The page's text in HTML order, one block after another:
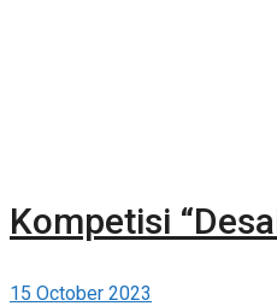
Kompetisi
15 October 2023